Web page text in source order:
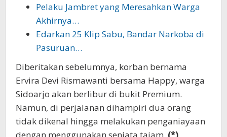
Pelaku Jambret yang Meresahkan Warga
Akhirnya…
Edarkan 25 Klip Sabu, Bandar Narkoba di
Pasuruan…
Diberitakan sebelumnya, korban bernama
Ervira Devi Rismawanti bersama Happy, warga
Sidoarjo akan berlibur di bukit Premium.
Namun, di perjalanan dihampiri dua orang
tidak dikenal hingga melakukan penganiayaan